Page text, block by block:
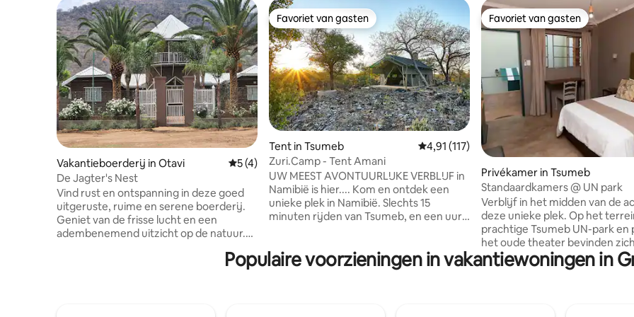
Vakantieboerderij in Otavi Gemiddelde beoordeling van 5 op 5, 4 recensies
5 (4)
De Jagter's Nest
Vind rust en ontspanning in deze goed
uitgeruste, ruime en serene boerderij.
Geniet van de frisse lucht en een
adembenemend uitzicht op de natuur.
te maken van een werkende boerderij
Favoriet van gasten
Favoriet van gasten
Tent in Tsumeb Gemiddelde beoordeling van 4,91 op 5, 117
4,91 (117)
Zuri.Camp - Tent Amani
UW MEEST AVONTUURLIJKE VERBLIJF in
Namibië is hier.... Kom en ontdek een
unieke plek in Namibië. Slechts 15
minuten rijden van Tsumeb, en een uur
omgeving, een prachtig uitzicht op de
bergen en verbazingwekkende
Favoriet van gasten
Favoriet van gasten
Privékamer in Tsumeb
Standaardkamers @ UN park
Verblijf in het midden van de
deze unieke plek. Op het terrein van het
prachtige Tsumeb UN-park en
het oude theater bevinden
gezellige kamers. Je bent slechts een
paar meter verwijderd van het
Populaire voorzieningen in vakantiewoningen in